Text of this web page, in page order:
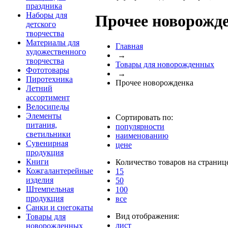
праздника
Наборы для
детского
творчества
Материалы для
художественного
творчества
Фототовары
Пиротехника
Летний
ассортимент
Велосипеды
Элементы
питания,
светильники
Сувенирная
продукция
Книги
Кожгалантерейные
изделия
Штемпельная
продукция
Санки и снегокаты
Товары для
новорожденных
Прочее
Главная
→
Товары для новорожденных
→
Прочее новорожденка
Сортировать по:
популярности
наименованию
цене
Количество товаров на
15
50
100
все
Вид отображения:
лист